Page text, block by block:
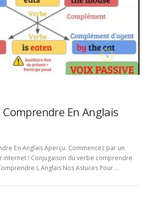
Comprendre En Anglais
En Anglais Aperçu. Commencez par un
internet ! Conjugaison du verbe comprendre
L Anglais Nos Astuces Pour …